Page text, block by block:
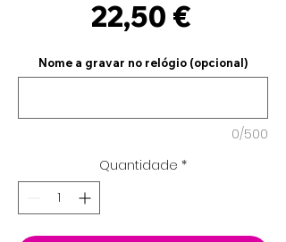
22,50 €Preço
Nome a gravar no relógio (opcional)
0/500
Quantidade *